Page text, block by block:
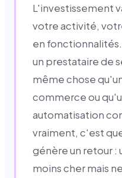
L'investissement
votre activité,
en
un prestataire de
même chose
commerce ou
automatisation
vraiment, c'est
génère un retour :
moins cher mais